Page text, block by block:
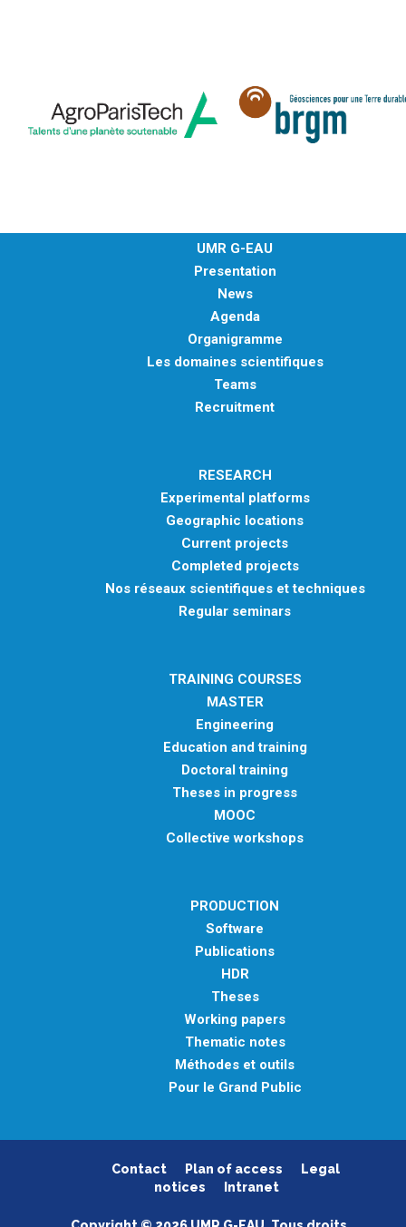
UMR G-EAU
Presentation
News
Agenda
Organigramme
Les domaines scientifiques
Teams
Recruitment
RESEARCH
Experimental platforms
Geographic locations
Current projects
Completed projects
Nos réseaux scientifiques et techniques
Regular seminars
TRAINING COURSES
MASTER
Engineering
Education and training
Doctoral training
Theses in progress
MOOC
Collective workshops
PRODUCTION
Software
Publications
HDR
Theses
Working papers
Thematic notes
Méthodes et outils
Pour le Grand Public
Contact Plan of access
Legal
notices
Intranet